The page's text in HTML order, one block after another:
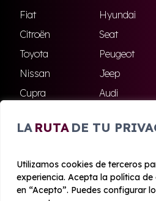
LA RUTA DE TU
Utilizamos cookies de terceros
experiencia. Acepta la política
en “Acepto”. Puedes configurar
Fiat Hyundai
Citroën
Seat
Toyota
Peugeot
Nissan
Jeep
Cupra
Audi
Skoda
Ford
© 2020 - 2026